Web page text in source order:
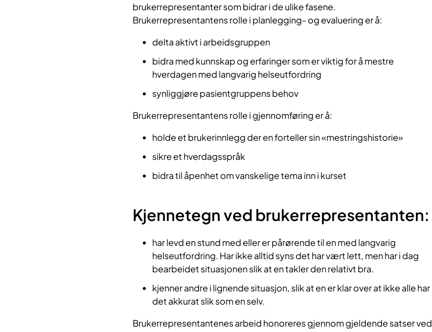
brukerrepresentanter som bidrar i de ulike fasene.
Brukerrepresentantens rolle i planlegging- og evaluering er å:
delta aktivt i arbeidsgruppen
bidra med kunnskap og erfaringer som er viktig for å mestre
hverdagen med langvarig helseutfordring
synliggjøre pasientgruppens behov
Brukerrepresentantens rolle i gjennomføring er å:
holde et brukerinnlegg der en forteller sin «mestringshistorie»
sikre et hverdagsspråk
bidra til åpenhet om vanskelige tema inn i kurset
Kjennetegn ved brukerrepresentanten:
har levd en stund med eller er pårørende til en med langvarig
helseutfordring. Har ikke alltid syns det har vært lett, men har i dag
bearbeidet situasjonen slik at en takler den relativt bra.
kjenner andre i lignende situasjon, slik at en er klar over at ikke alle har
det akkurat slik som en selv.
Brukerrepresentantenes arbeid honoreres gjennom gjeldende satser ved